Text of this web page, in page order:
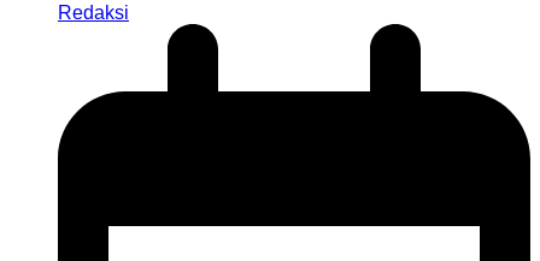
Redaksi